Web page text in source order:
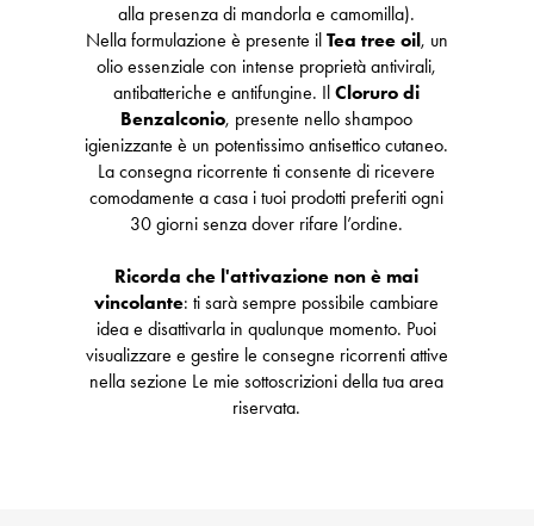
alla presenza di mandorla e camomilla).
Nella formulazione è presente il Tea tree oil, un
olio essenziale con intense proprietà antivirali,
antibatteriche e antifungine. IlCloruro di
Benzalconio, presente nello shampoo
igienizzante è un potentissimo antisettico cutaneo.
La consegna ricorrente ti consente di ricevere
comodamente a casa i tuoi prodotti preferiti ogni
30 giorni senza dover rifare l’ordine.
Ricorda che l'attivazione non è mai
vincolante: ti sarà sempre possibile cambiare
idea e disattivarla in qualunque momento. Puoi
visualizzare e gestire le consegne ricorrenti attive
nella sezione Le mie sottoscrizioni della tua area
riservata.